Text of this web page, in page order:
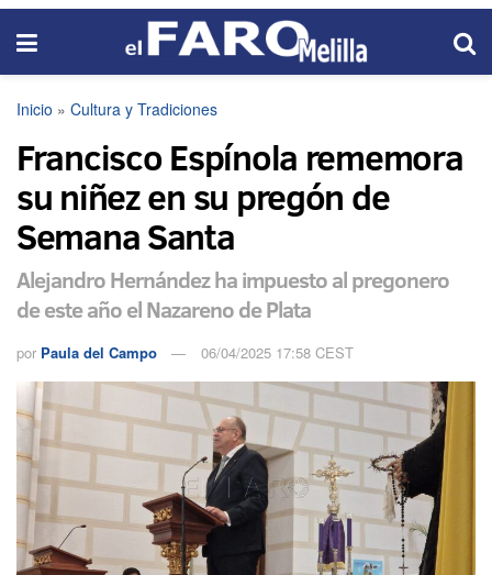
Inicio » Cultura y Tradiciones
Francisco Espínola rememora
su niñez en su pregón de
Semana Santa
Alejandro Hernández ha impuesto al pregonero
de este año el Nazareno de Plata
por Paula del Campo 06/04/2025 17:58 CEST